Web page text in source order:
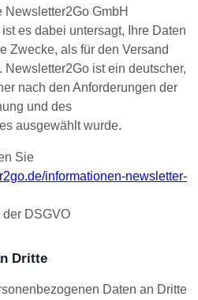
GmbH
es dabei untersagt, Ihre Daten
Zwecke, als für den Versand
ist ein deutscher,
nach den Anforderungen der
und des
ausgewählt wurde.
Sie
informationen-newsletter-
der DSGVO
Dritte
Daten an Dritte